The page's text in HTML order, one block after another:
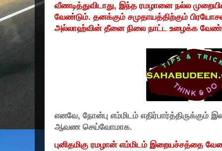
வீணடித்துவிடாது, இந்த ரமழானை நல்ல
வேண்டும். தனக்கும் சமுதாயத்திற்கும்
அல்லாஹ்வின் தீனை நிலை நாட்ட உழைக்க
எனவே, நோன்பு எம்மிடம்
ஆவண செய்வோமாக.
புனிதமிகு ரமழான் எம்மிடம் இறையச்சத்தை